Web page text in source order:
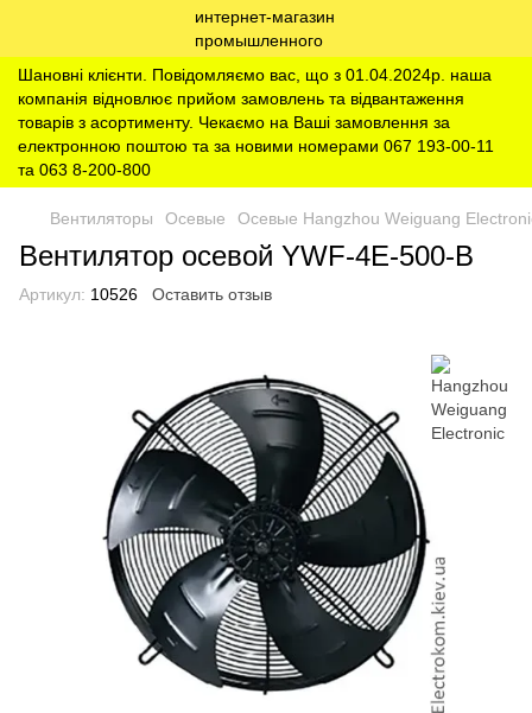
Шановні клієнти. Повідомляємо вас, що з 01.04.2024р. наша
компанія відновлює прийом замовлень та відвантаження
товарів з асортименту. Чекаємо на Ваші замовлення за
електронною поштою та за новими номерами 067 193-00-11
та 063 8-200-800
Вентиляторы Осевые Осевые Hangzhou Weiguang
Вентилятор осевой YWF-4E-500-B
Артикул: 10526 Оставить отзыв